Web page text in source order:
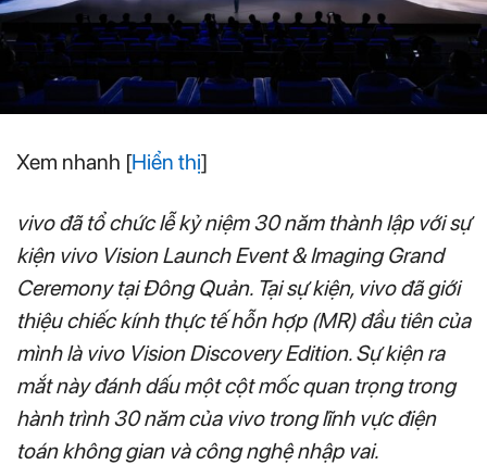
Xem nhanh [Hiển thị]
vivo đã tổ chức lễ kỷ niệm 30 năm thành lập với sự
kiện vivo Vision Launch Event & Imaging Grand
Ceremony tại Đông Quản. Tại sự kiện, vivo đã giới
thiệu chiếc kính thực tế hỗn hợp (MR) đầu tiên của
mình là vivo Vision Discovery Edition. Sự kiện ra
mắt này đánh dấu một cột mốc quan trọng trong
hành trình 30 năm của vivo trong lĩnh vực điện
toán không gian và công nghệ nhập vai.